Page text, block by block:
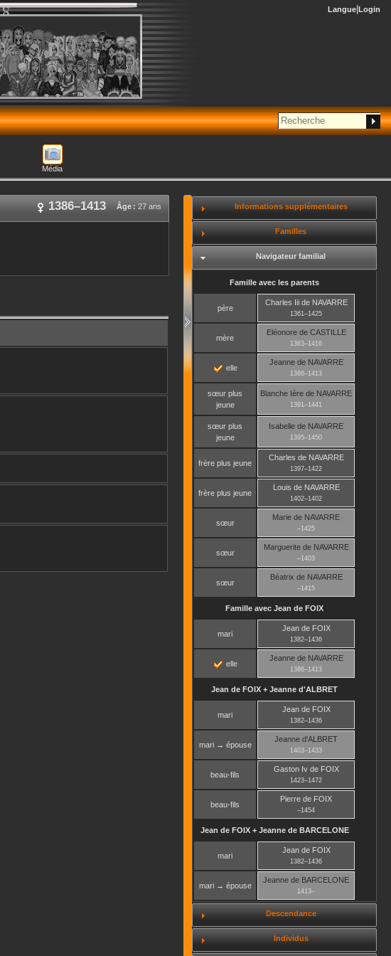
Langue Login
Média
Âge : 27 ans
1386–1413 Informations supplémentaires
Familles
Navigateur familial
Famille avec les parents
père
Charles Iiide NAVARRE
1361–1425
mère
Eléonorede CASTILLE
1363–1416
elle
Jeannede NAVARRE
1386–1413
sœur plus
jeune
Blanche Ière de NAVARRE
1391–1441
sœur plus
jeune
Isabelle de NAVARRE
1395–1450
frère plus jeune
Charles de NAVARRE
1397–1422
frère plus jeune
Louis de NAVARRE
1402–1402
sœur
Marie de NAVARRE
–1425
sœur
Margueritede NAVARRE
–1403
sœur
Béatrix de NAVARRE
–1415
Famille avec Jean de FOIX
mari
Jeande FOIX
1382–1436
elle
Jeannede NAVARRE
1386–1413
Jean de FOIX + Jeanne d'ALBRET
mari
Jeande FOIX
1382–1436
mari → épouse
Jeanne d'ALBRET
1403–1433
beau-fils
Gaston Ivde FOIX
1423–1472
beau-fils
Pierre de FOIX
–1454
Jean de FOIX+ Jeannede BARCELONE
mari
Jeande FOIX
1382–1436
mari → épouse
Jeanne de BARCELONE
1413–
Descendance
Individus